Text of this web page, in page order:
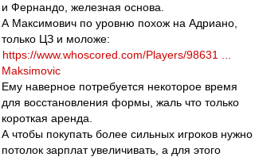
и Фернандо, железная основа.
А Максимович по уровню похож на Адриано,
только ЦЗ и моложе:
https://www.whoscored.com/Players/98631 ...
Maksimovic
Ему наверное потребуется некоторое время
для восстановления формы, жаль что только
короткая аренда.
А чтобы покупать более сильных игроков нужно
потолок зарплат увеличивать, а для этого